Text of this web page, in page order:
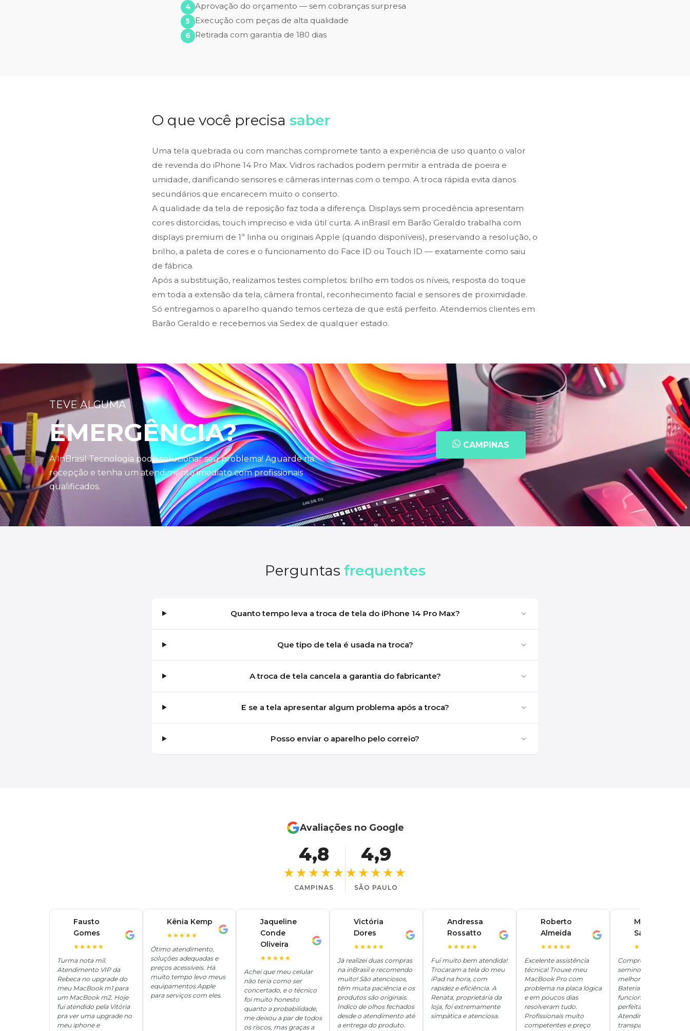
Aprovação do orçamento — sem cobranças surpresa
Execução com peças de alta qualidade
Retirada com garantia de 180 dias
O que você precisa saber
Uma tela quebrada ou com manchas compromete tanto a experiência de uso quanto o valor
de revenda do iPhone 14 Pro Max. Vidros rachados podem permitir a entrada de poeira e
umidade, danificando sensores e câmeras internas com o tempo. A troca rápida evita danos
secundários que encarecem muito o conserto.
A qualidade da tela de reposição faz toda a diferença. Displays sem procedência apresentam
cores distorcidas, touch impreciso e vida útil curta. A inBrasil em Barão Geraldo trabalha com
displays premium de 1ª linha ou originais Apple (quando disponíveis), preservando a resolução, o
brilho, a paleta de cores e o funcionamento do Face ID ou Touch ID — exatamente como saiu
de fábrica.
Após a substituição, realizamos testes completos: brilho em todos os níveis, resposta do toque
em toda a extensão da tela, câmera frontal, reconhecimento facial e sensores de proximidade.
Só entregamos o aparelho quando temos certeza de que está perfeito. Atendemos clientes em
Barão Geraldo e recebemos via Sedex de qualquer estado.
TEVE ALGUMA
EMERGÊNCIA?
A InBrasil Tecnologia pode solucionar seu problema! Aguarde na
recepção e tenha um atendimento imediato com profissionais
qualificados.
CAMPINAS
Perguntas frequentes
Quanto tempo leva a troca de tela do iPhone 14 Pro Max?
Que tipo de tela é usada na troca?
A troca de tela cancela a garantia do fabricante?
E se a tela apresentar algum problema após a troca?
Posso enviar o aparelho pelo correio?
Avaliações no Google
4,8
★★★★★
CAMPINAS
4,9
★★★★★
SÃO PAULO
Fausto
Gomes
★★★★★
Turma nota mil.
Atendimento VIP da
Rebeca no upgrade do
meu MacBook m1 para
um MacBook m2. Hoje
fui atendido pela Vitória
pra ver uma upgrade no
meu iphone e
Kênia Kemp
★★★★★
Ótimo atendimento,
soluções adequadas e
preços acessíveis. Há
muito tempo levo meus
equipamentos Apple
para serviços com eles.
Jaqueline
Conde
Oliveira
★★★★★
Achei que meu celular
não teria como ser
concertado, e o técnico
foi muito honesto
quanto a probabilidade,
me deixou a par de todos
os riscos, mas graças a
Victória
Dores
★★★★★
Já realizei duas compras
na inBrasil e recomendo
muito! São atenciosos,
têm muita paciência e os
produtos são originais.
Indico de olhos fechados
desde o atendimento até
a entrega do produto.
Andressa
Rossatto
★★★★★
Fui muito bem atendida!
Trocaram a tela do meu
iPad na hora, com
rapidez e eficiência. A
Renata, proprietária da
loja, foi extremamente
simpática e atenciosa.
Roberto
Almeida
★★★★★
Excelente assistência
técnica! Trouxe meu
MacBook Pro com
problema na placa lógica
e em poucos dias
resolveram tudo.
Profissionais muito
competentes e preço
Marina
Santos
★★★★★
Comprei um iPhone
seminovo aqui e ficou
melhor que novo.
Bateria 100%, tudo
funcionando
perfeitamente.
Atendimento
transparente e